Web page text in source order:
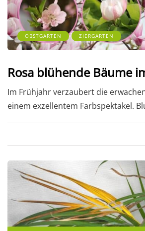
OBSTGARTEN ZIERGARTEN
Rosa blühende Bäume
Im Frühjahr verzaubert die
einem exzellentem Farbspektakel.